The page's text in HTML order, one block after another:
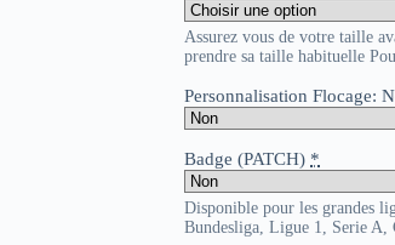
Assurez vous de votre taille
prendre sa taille habituelle
Badge (PATCH) *
Disponible pour les grandes
Bundesliga, Ligue 1, Serie